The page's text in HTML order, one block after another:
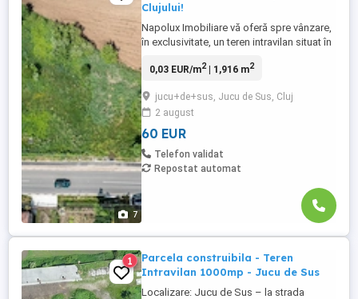
7
Clujului!
Napolux Imobiliare vă oferă spre vânzare,
în exclusivitate, un teren intravilan situat în
cu Apahida, într-o zonă aflată în continuă
cât și pentru construirea unei locuințe.
Detalii proprietate: Suprafață teren: ...
0,03 EUR/m2| 1,916 m2
jucu+de+sus, Jucu de Sus, Cluj
2 august
60 EUR
Telefon validat
Repostat automat
1
Parcela construibila - Teren
Intravilan 1000mp - Jucu de Sus
Localizare: Jucu de Sus – la strada